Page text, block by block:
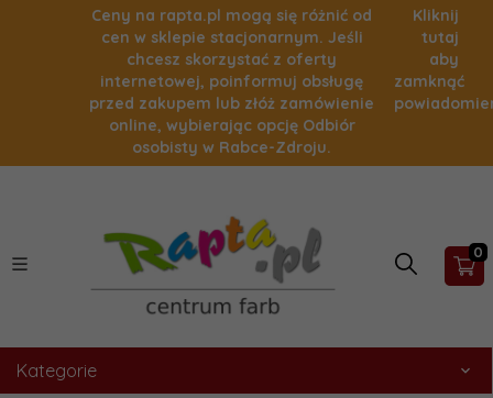
Ceny na rapta.pl mogą się różnić od
cen w sklepie stacjonarnym. Jeśli
chcesz skorzystać z oferty
internetowej, poinformuj obsługę
przed zakupem lub złóż zamówienie
online, wybierając opcję Odbiór
osobisty w Rabce-Zdroju.
Kliknij
tutaj
aby
zamknąć
0
Kategorie